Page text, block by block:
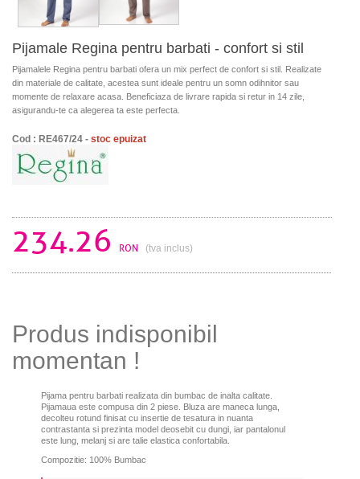
Pijamale Regina pentru barbati - confort si stil
Pijamalele Regina pentru barbati ofera un mix perfect de confort si stil. Realizate
din materiale de calitate, acestea sunt ideale pentru un somn odihnitor sau
momente de relaxare acasa. Beneficiaza de livrare rapida si retur in 14 zile,
asigurandu-te ca alegerea ta este perfecta.
Cod : RE467/24 - stoc epuizat
234.26 RON (tva inclus)
Produs indisponibil
momentan !
Pijama pentru barbati realizata din bumbac de inalta calitate.
Pijamaua este compusa din 2 piese. Bluza are maneca lunga,
decolteu rotund finisat cu insertie de tesatura in nuanta
contrastanta si prezinta model deosebit cu dungi, iar pantalonul
este lung, melanj si are talie elastica confortabila.
Compozitie: 100% Bumbac